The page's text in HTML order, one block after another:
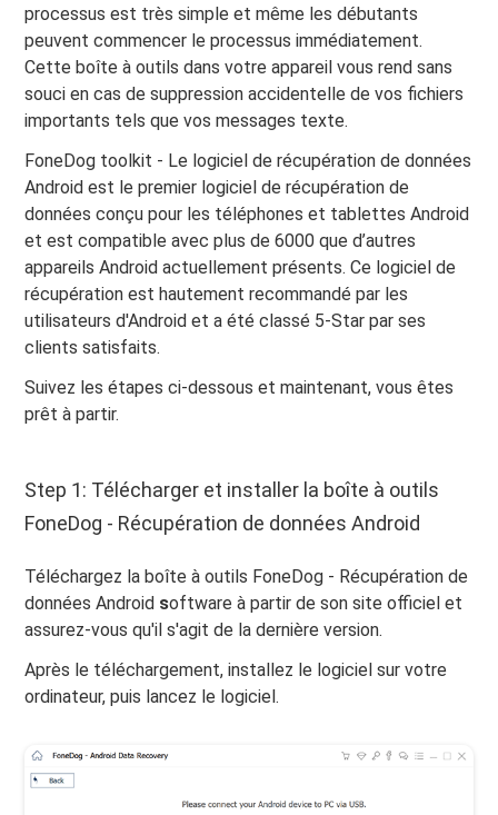
processus est très simple et même les débutants
peuvent commencer le processus immédiatement.
Cette boîte à outils dans votre appareil vous rend sans
souci en cas de suppression accidentelle de vos fichiers
importants tels que vos messages texte.
FoneDog toolkit - Le logiciel de récupération de données
Android est le premier logiciel de récupération de
données conçu pour les téléphones et tablettes Android
et est compatible avec plus de 6000 que d’autres
appareils Android actuellement présents. Ce logiciel de
récupération est hautement recommandé par les
utilisateurs d'Android et a été classé 5-Star par ses
clients satisfaits.
Suivez les étapes ci-dessous et maintenant, vous êtes
prêt à partir.
Step 1: Télécharger et installer la boîte à outils
FoneDog - Récupération de données Android
Téléchargez la boîte à outils FoneDog - Récupération de
données Android software à partir de son site officiel et
assurez-vous qu'il s'agit de la dernière version.
Après le téléchargement, installez le logiciel sur votre
ordinateur, puis lancez le logiciel.